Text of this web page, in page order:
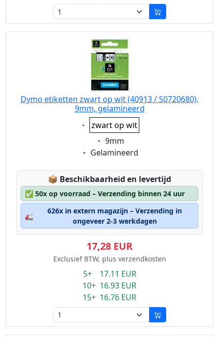
Dymo etiketten zwart op wit (40913 / S0720680),
9mm, gelamineerd
Eigenschaft:
zwart op wit
Eigenschaft:
9mm
Eigenschaft:
Gelamineerd
📦 Lagerstatus:
Beschikbaarheid en levertijd
✅ 50x op voorraad – Verzending binnen 24 uur
🚛
626x in extern magazijn – Verzending in
ongeveer 2-3 werkdagen
17,28 EUR
Exclusief BTW, plus verzendkosten
5+ 17.11 EUR
10+ 16.93 EUR
15+ 16.76 EUR